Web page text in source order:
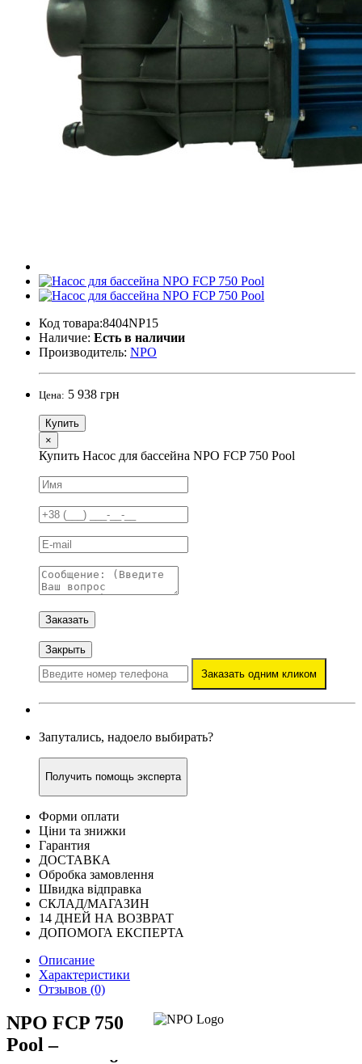
Код товара:8404NP15
Наличие: Есть в наличии
Производитель: NPO
Цена: 5 938 грн
Купить
×
Купить Насос для бассейна NPO FCP 750 Pool
Заказать
Закрыть
Заказать одним кликом
Запутались, надоело выбирать?
Получить помощь эксперта
Форми оплати
Ціни та знижки
Гарантия
ДОСТАВКА
Обробка замовлення
Швидка відправка
СКЛАД/МАГАЗИН
14 ДНЕЙ НА ВОЗВРАТ
ДОПОМОГА ЕКСПЕРТА
Описание
Характеристики
Отзывов (0)
NPO FCP 750
Pool –